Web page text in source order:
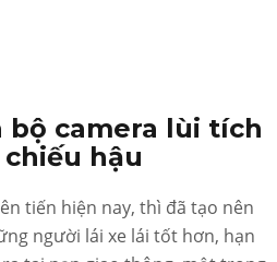
bộ camera lùi tích
hậu
tiến hiện nay, thì đã tạo nên
người lái xe lái tốt hơn, hạn